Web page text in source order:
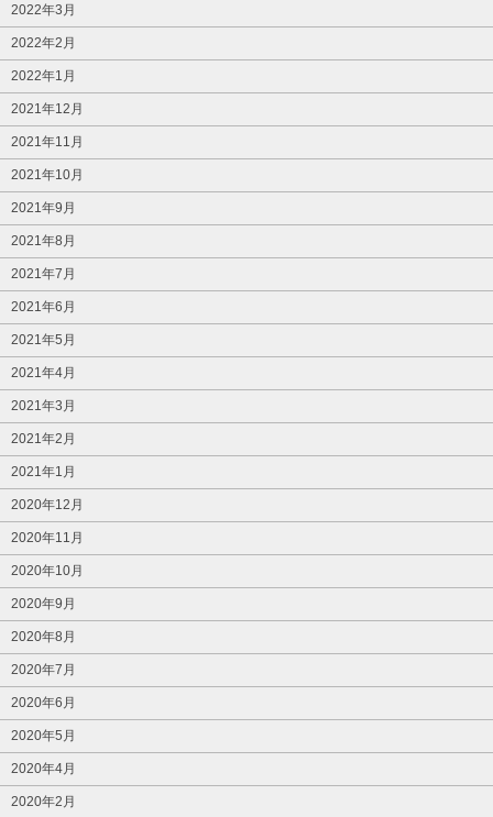
2022年3月
2022年2月
2022年1月
2021年12月
2021年11月
2021年10月
2021年9月
2021年8月
2021年7月
2021年6月
2021年5月
2021年4月
2021年3月
2021年2月
2021年1月
2020年12月
2020年11月
2020年10月
2020年9月
2020年8月
2020年7月
2020年6月
2020年5月
2020年4月
2020年2月